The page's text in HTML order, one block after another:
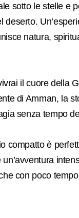
sotto le stelle e
deserto.
natura,
il cuore della
di Amman, la
senza tempo
compatto è
con poco